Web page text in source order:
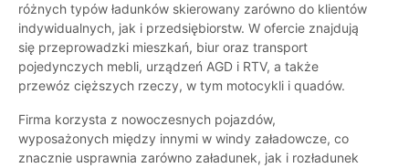
różnych typów ładunków skierowany zarówno do klientów
indywidualnych, jak i przedsiębiorstw. W ofercie znajdują
się przeprowadzki mieszkań, biur oraz transport
pojedynczych mebli, urządzeń AGD i RTV, a także
przewóz cięższych rzeczy, w tym motocykli i quadów.
Firma korzysta z nowoczesnych pojazdów,
wyposażonych między innymi w windy załadowcze, co
znacznie usprawnia zarówno załadunek, jak i rozładunek